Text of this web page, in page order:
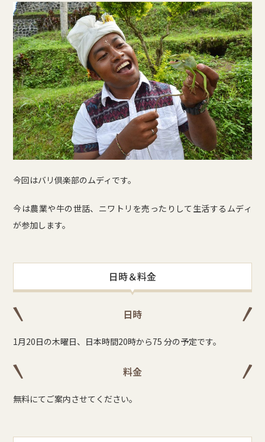
今回はバリ倶楽部のムディです。
今は農業や牛の世話、ニワトリを売ったりして生活するムディ
が参加します。
日時＆料金
日時
1月20日の木曜日、日本時間20時から75 分の予定です。
料金
無料にてご案内させてください。